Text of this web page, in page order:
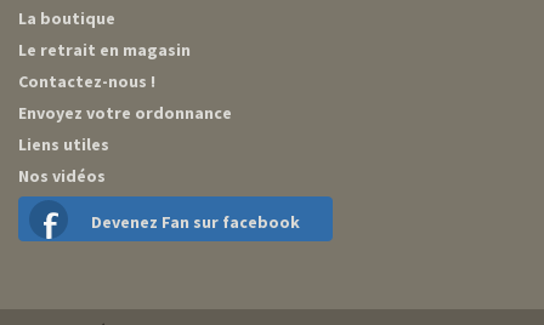
La boutique
Le retrait en magasin
Contactez-nous !
Envoyez votre ordonnance
Liens utiles
Nos vidéos
Devenez Fan sur facebook